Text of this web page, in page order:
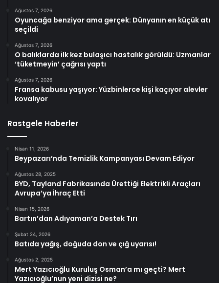
Ağustos 7, 2026
Oyuncağa benziyor ama gerçek: Dünyanın en küçük atı
seçildi
Ağustos 7, 2026
O balıklarda ilk kez bulaşıcı hastalık görüldü: Uzmanlar
‘tüketmeyin’ çağrısı yaptı
Ağustos 7, 2026
Fransa kabusu yaşıyor: Yüzbinlerce kişi kaçıyor alevler
kovalıyor
Rastgele Haberler
Nisan 11, 2026
Beypazarı’nda Temizlik Kampanyası Devam Ediyor
Ağustos 28, 2025
BYD, Tayland Fabrikasında Ürettiği Elektrikli Araçları
Avrupa’ya İhraç Etti
Nisan 15, 2026
Bartın’dan Adıyaman’a Destek Tırı
Şubat 24, 2026
Batıda yağış, doğuda don ve çığ uyarısı!
Ağustos 2, 2025
Mert Yazıcıoğlu Kuruluş Osman’a mı geçti? Mert
Yazıcıoğlu’nun yeni dizisi ne?